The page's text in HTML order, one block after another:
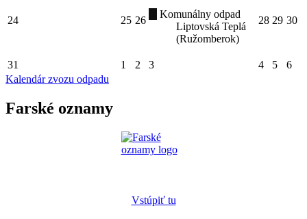
24 25 26
Komunálny odpad
Liptovská Teplá
(Ružomberok)
28 29 30
31 1 2 3 4 5
6
Kalendár zvozu odpadu
Farské oznamy
Vstúpiť tu